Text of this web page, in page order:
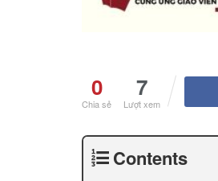
0
Chia sẻ
7
Lượt xem
Contents